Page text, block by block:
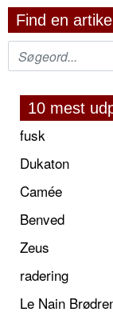
Find en artikel
10 mest
fusk
Dukaton
Camée
Benved
Zeus
radering
Le Nain